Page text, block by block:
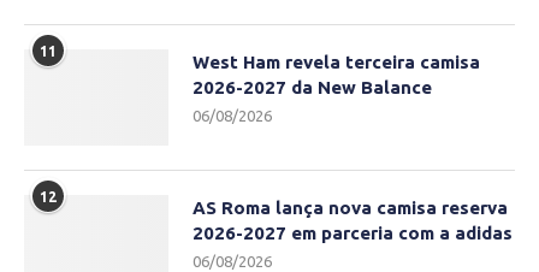
11
West Ham revela terceira camisa
2026-2027 da New Balance
06/08/2026
12
AS Roma lança nova camisa reserva
2026-2027 em parceria com a adidas
06/08/2026